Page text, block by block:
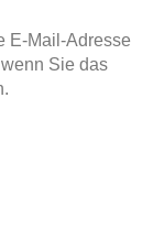
E-Mail-Adresse
Sie das